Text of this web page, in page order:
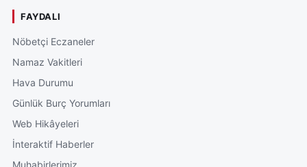
FAYDALI
Nöbetçi Eczaneler
Namaz Vakitleri
Hava Durumu
Günlük Burç Yorumları
Web Hikâyeleri
İnteraktif Haberler